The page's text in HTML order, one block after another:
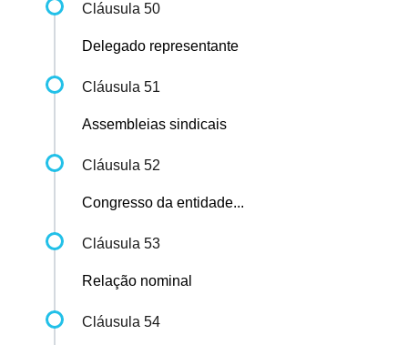
Cláusula 50
Delegado representante
Cláusula 51
Assembleias sindicais
Cláusula 52
Congresso da entidade...
Cláusula 53
Relação nominal
Cláusula 54